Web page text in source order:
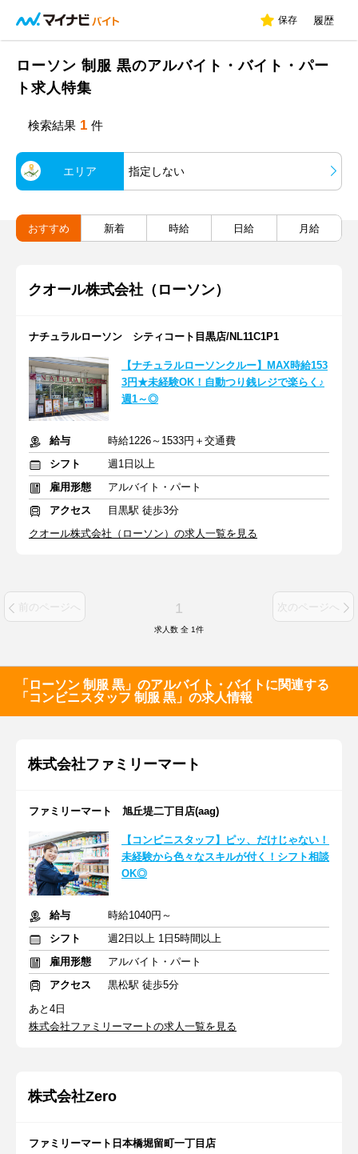
保存 履歴
ローソン 制服 黒のアルバイト・バイト・パー
ト求人特集
検索結果 1 件
エリア 指定しない
おすすめ 新着 時給 日給 月給
クオール株式会社（ローソン）
ナチュラルローソン シティコート目黒店/NL11C1P1
【ナチュラルローソンクルー】MAX時給153
3円★未経験OK！自動つり銭レジで楽らく♪
週1～◎
給与
時給1226～1533円＋交通費
シフト
週1日以上
雇用形態
アルバイト・パート
アクセス
目黒駅 徒歩3分
クオール株式会社（ローソン）の求人一覧を見る
前のページへ 1 次のページへ
求人数 全 1件
「ローソン 制服 黒」のアルバイト・バイトに関連する
「コンビニスタッフ 制服 黒」の求人情報
株式会社ファミリーマート
ファミリーマート 旭丘堤二丁目店(aag)
【コンビニスタッフ】ピッ、だけじゃない！
未経験から色々なスキルが付く！シフト相談
OK◎
給与
時給1040円～
シフト
週2日以上 1日5時間以上
雇用形態
アルバイト・パート
アクセス
黒松駅 徒歩5分
あと4日
株式会社ファミリーマートの求人一覧を見る
株式会社Zero
ファミリーマート日本橋堀留町一丁目店